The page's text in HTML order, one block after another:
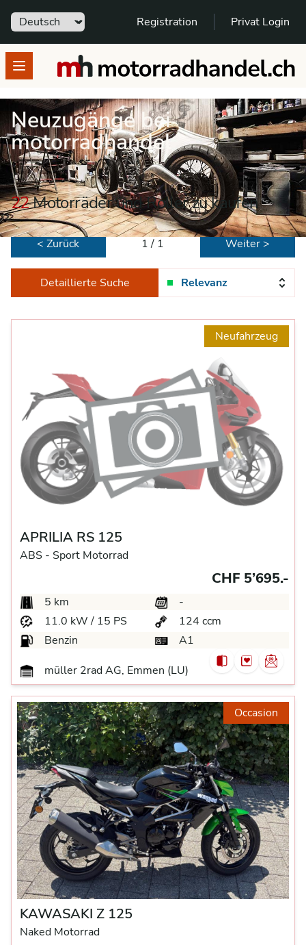
Sprache Registration Privat Login
Open menumotorradhandel.ch
Neuzugänge bei
motorradhandel
22Motorräder und Roller zu kaufen
< Zurück 1 / 1 Weiter >
Detaillierte Suche Relevanz
Neufahrzeug
APRILIA RS 125
ABS - Sport Motorrad
CHF 5’695.-
5 km
-
11.0 kW / 15 PS
124 ccm
Benzin
A1
müller 2rad AG, Emmen (LU)
Occasion
KAWASAKI Z 125
Naked Motorrad